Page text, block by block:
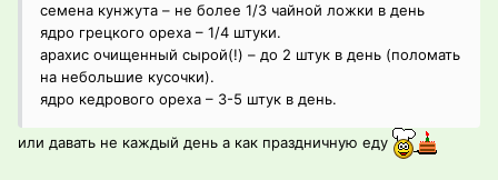
семена кунжута – не более 1/3 чайной ложки в день
ядро грецкого ореха – 1/4 штуки.
арахис очищенный сырой(!) – до 2 штук в день (поломать
на небольшие кусочки).
ядро кедрового ореха – 3-5 штук в день.
или давать не каждый день а как праздничную еду